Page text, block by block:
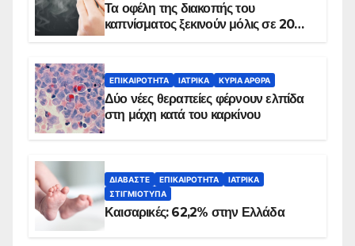
Τα οφέλη της διακοπής του
καπνίσματος ξεκινούν μόλις σε 20
ΕΠΙΚΑΙΡΌΤΗΤΑ ΙΑΤΡΙΚΆ ΚΥΡΙΑ ΑΡΘΡΑ
Δύο νέες θεραπείες φέρνουν ελπίδα
στη μάχη κατά του καρκίνου
ΔΙΑΒΆΣΤΕ ΕΠΙΚΑΙΡΌΤΗΤΑ
ΙΑΤΡΙΚΆ
ΣΤΙΓΜΙΌΤΥΠΑ
Καισαρικές: 62,2% στην Ελλάδα